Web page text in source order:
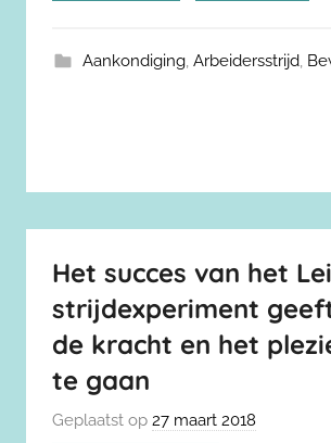
Aankondiging, Arbeidersstrijd,
Het succes van het
strijdexperiment
de kracht en het
te gaan
Geplaatst op 27 maart 2018